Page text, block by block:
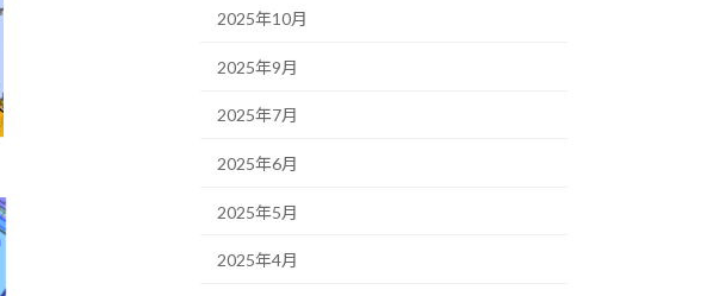
2025年10月
2025年9月
2025年7月
2025年6月
2025年5月
2025年4月